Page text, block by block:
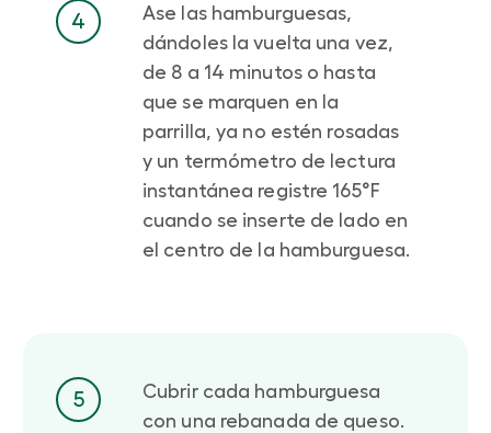
4
Ase las hamburguesas,
dándoles la vuelta una vez,
de 8 a 14 minutos o hasta
que se marquen en la
parrilla, ya no estén rosadas
y un termómetro de lectura
instantánea registre 165°F
cuando se inserte de lado en
el centro de la hamburguesa.
5
Cubrir cada hamburguesa
con una rebanada de queso.